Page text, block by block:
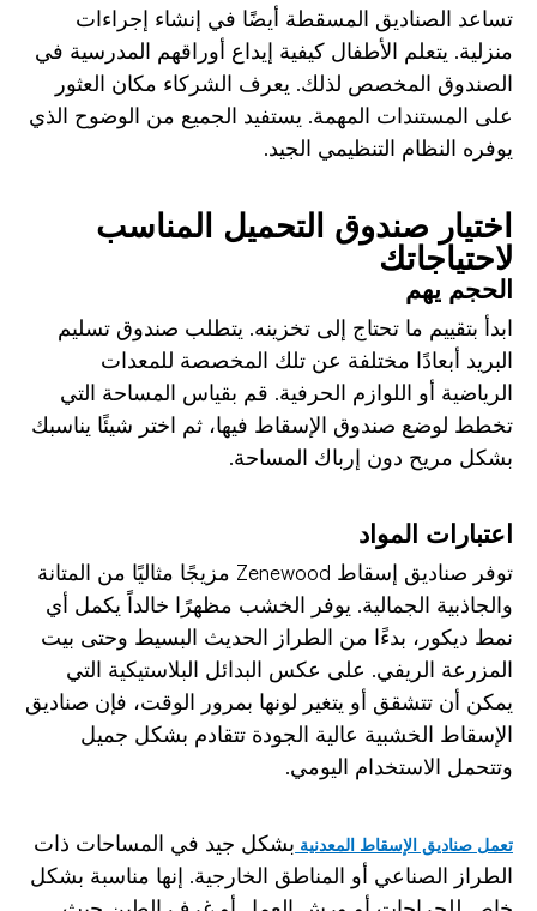
تساعد الصناديق المسقطة أيضًا في إنشاء إجراءات
منزلية. يتعلم الأطفال كيفية إيداع أوراقهم المدرسية في
الصندوق المخصص لذلك. يعرف الشركاء مكان العثور
على المستندات المهمة. يستفيد الجميع من الوضوح الذي
يوفره النظام التنظيمي الجيد.
اختيار صندوق التحميل المناسب
لاحتياجاتك
الحجم يهم
ابدأ بتقييم ما تحتاج إلى تخزينه. يتطلب صندوق تسليم
البريد أبعادًا مختلفة عن تلك المخصصة للمعدات
الرياضية أو اللوازم الحرفية. قم بقياس المساحة التي
تخطط لوضع صندوق الإسقاط فيها، ثم اختر شيئًا يناسبك
بشكل مريح دون إرباك المساحة.
اعتبارات المواد
توفر صناديق إسقاط Zenewood مزيجًا مثاليًا من المتانة
والجاذبية الجمالية. يوفر الخشب مظهرًا خالداً يكمل أي
نمط ديكور، بدءًا من الطراز الحديث البسيط وحتى بيت
المزرعة الريفي. على عكس البدائل البلاستيكية التي
يمكن أن تتشقق أو يتغير لونها بمرور الوقت، فإن صناديق
الإسقاط الخشبية عالية الجودة تتقادم بشكل جميل
وتتحمل الاستخدام اليومي.
تعمل صناديق الإسقاط المعدنية بشكل جيد في المساحات ذات
الطراز الصناعي أو المناطق الخارجية. إنها مناسبة بشكل